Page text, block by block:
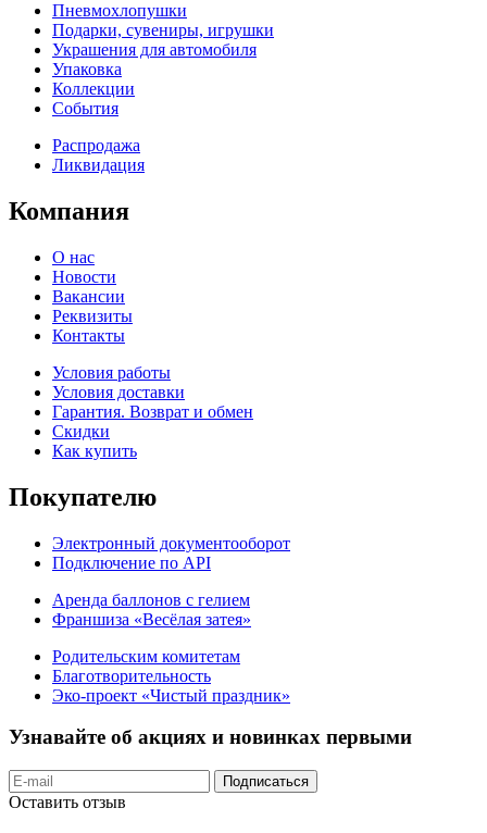
Пневмохлопушки
Подарки, сувениры, игрушки
Украшения для автомобиля
Упаковка
Коллекции
События
Распродажа
Ликвидация
Компания
О нас
Новости
Вакансии
Реквизиты
Контакты
Условия работы
Условия доставки
Гарантия. Возврат и обмен
Скидки
Как купить
Покупателю
Электронный документооборот
Подключение по API
Аренда баллонов с гелием
Франшиза «Весёлая затея»
Родительским комитетам
Благотворительность
Эко-проект «Чистый праздник»
Узнавайте об акциях и новинках первыми
Подписаться
Оставить отзыв